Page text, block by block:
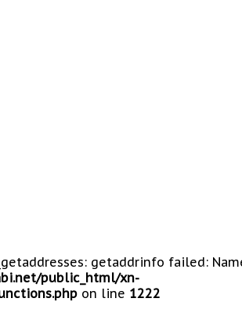
getaddrinfo failed:
public_html/xn-
on line 1222